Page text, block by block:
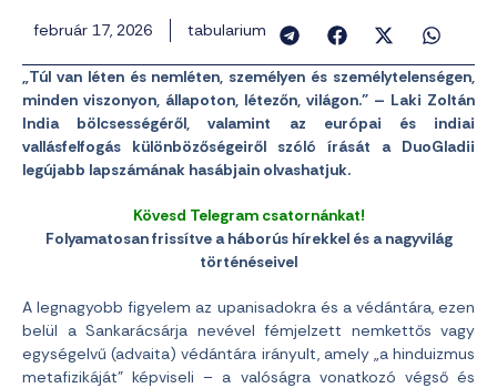
február 17, 2026 tabularium
„Túl van léten és nemléten, személyen és személytelenségen,
minden viszonyon, állapoton, létezőn, világon.” – Laki Zoltán
India bölcsességéről, valamint az európai és indiai
vallásfelfogás különbözőségeiről szóló írását a DuoGladii
legújabb lapszámának hasábjain olvashatjuk.
Kövesd Telegram csatornánkat!
Folyamatosan frissítve a háborús hírekkel és a nagyvilág
történéseivel
A legnagyobb figyelem az upanisadokra és a védántára, ezen
belül a Sankarácsárja nevével fémjelzett nemkettős vagy
egységelvű (advaita) védántára irányult, amely „a hinduizmus
metafizikáját” képviseli – a valóságra vonatkozó végső és